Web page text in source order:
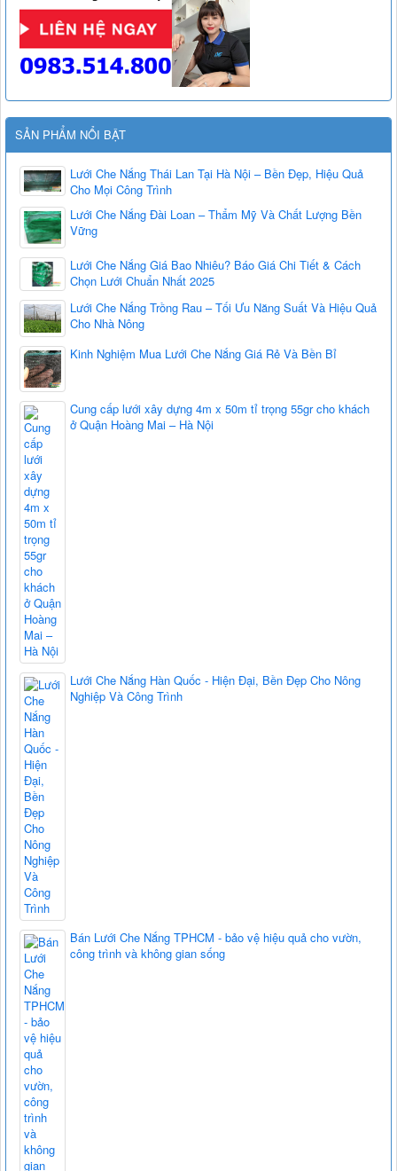
SẢN PHẨM NỔI BẬT
Lưới Che Nắng Thái Lan Tại Hà Nội – Bền Đẹp, Hiệu Quả
Cho Mọi Công Trình
Lưới Che Nắng Đài Loan – Thẩm Mỹ Và Chất Lượng Bền
Vững
Lưới Che Nắng Giá Bao Nhiêu? Báo Giá Chi Tiết & Cách
Chọn Lưới Chuẩn Nhất 2025
Lưới Che Nắng Trồng Rau – Tối Ưu Năng Suất Và Hiệu Quả
Cho Nhà Nông
Kinh Nghiệm Mua Lưới Che Nắng Giá Rẻ Và Bền Bỉ
Cung cấp lưới xây dựng 4m x 50m tỉ trọng 55gr cho khách
ở Quận Hoàng Mai – Hà Nội
Lưới Che Nắng Hàn Quốc - Hiện Đại, Bền Đẹp Cho Nông
Nghiệp Và Công Trình
Bán Lưới Che Nắng TPHCM - bảo vệ hiệu quả cho vườn,
công trình và không gian sống